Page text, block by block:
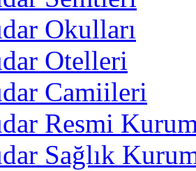
Okulları
Otelleri
Camiileri
Resmi
Sağlık